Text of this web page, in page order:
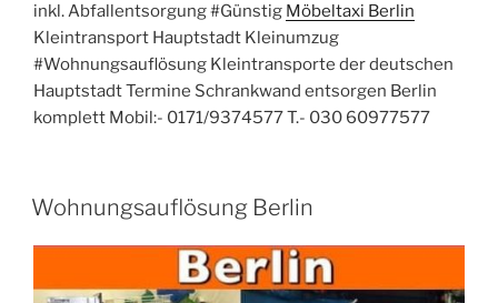
inkl. Abfallentsorgung #Günstig Möbeltaxi Berlin
Kleintransport Hauptstadt Kleinumzug
#Wohnungsauflösung Kleintransporte der deutschen
Hauptstadt Termine Schrankwand entsorgen Berlin
komplett Mobil:- 0171/9374577 T.- 030 60977577
VERÖFFENTLICHT
AM
Wohnungsauflösung Berlin